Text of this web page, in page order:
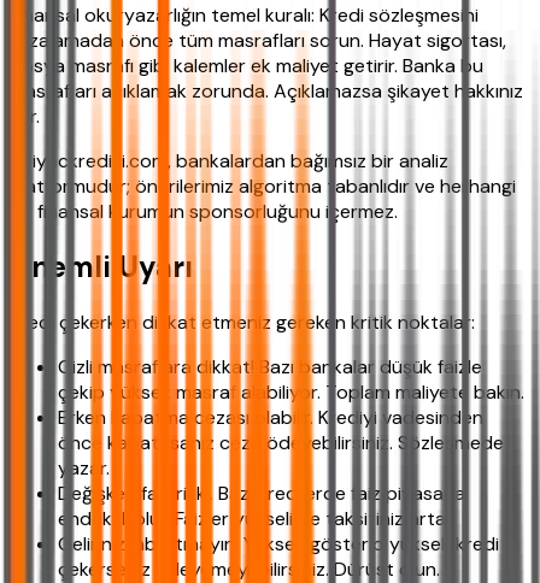
Finansal okuryazarlığın temel kuralı: Kredi sözleşmesini
imzalamadan önce tüm masrafları sorun. Hayat sigortası,
dosya masrafı gibi kalemler ek maliyet getirir. Banka bu
masrafları açıklamak zorunda. Açıklamazsa şikayet hakkınız
var.
ihtiyackredisi.com, bankalardan bağımsız bir analiz
platformudur; önerilerimiz algoritma tabanlıdır ve herhangi
bir finansal kurumun sponsorluğunu içermez.
Önemli Uyarı
Kredi çekerken dikkat etmeniz gereken kritik noktalar:
Gizli masraflara dikkat! Bazı bankalar düşük faizle
çekip yüksek masraf alabiliyor. Toplam maliyete bakın.
Erken kapatma cezası olabilir. Krediyi vadesinden
önce kapatırsanız ceza ödeyebilirsiniz. Sözleşmede
yazar.
Değişken faiz riski. Bazı kredilerde faiz piyasaya
endeksli olur. Faizler yükselirse taksitiniz artar.
Gelirinizi abartmayın. Yüksek gösterip yüksek kredi
çekerseniz ödeyemeyebilirsiniz. Dürüst olun.